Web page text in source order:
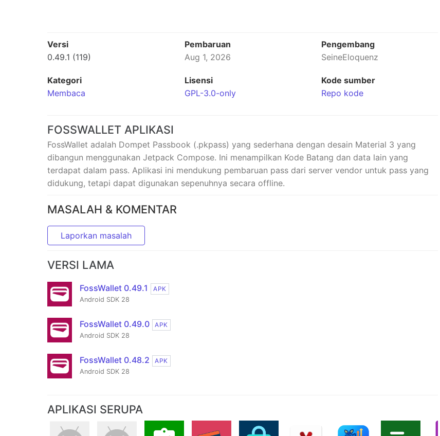
Versi
0.49.1 (119)
Pembaruan
Aug 1, 2026
Pengembang
SeineEloquenz
Kategori
Membaca
Lisensi
GPL-3.0-only
Kode sumber
Repo kode
FOSSWALLET APLIKASI
FossWallet adalah Dompet Passbook (.pkpass) yang sederhana dengan desain Material 3 yang
dibangun menggunakan Jetpack Compose. Ini menampilkan Kode Batang dan data lain yang
terdapat dalam pass. Aplikasi ini mendukung pembaruan pass dari server vendor untuk pass yang
didukung, tetapi dapat digunakan sepenuhnya secara offline.
MASALAH & KOMENTAR
Laporkan masalah
VERSI LAMA
FossWallet 0.49.1
APK
Android SDK 28
FossWallet 0.49.0
APK
Android SDK 28
FossWallet 0.48.2
APK
Android SDK 28
APLIKASI SERUPA